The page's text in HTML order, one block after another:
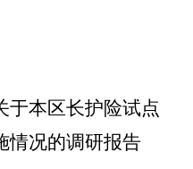
于本区长护险试点
情况的调研报告